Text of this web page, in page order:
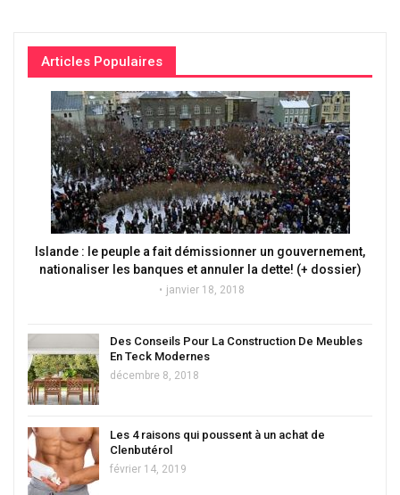
Articles Populaires
Islande : le peuple a fait démissionner un gouvernement,
nationaliser les banques et annuler la dette! (+ dossier)
janvier 18, 2018
Des Conseils Pour La Construction De Meubles
En Teck Modernes
décembre 8, 2018
Les 4 raisons qui poussent à un achat de
Clenbutérol
février 14, 2019